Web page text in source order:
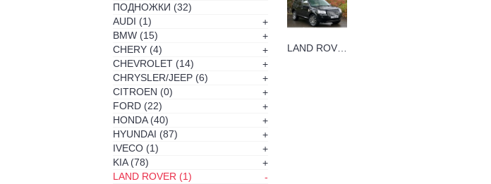
ПОДНОЖКИ (32)
AUDI (1)
+
BMW (15)
+
CHERY (4)
+
CHEVROLET (14)
+
CHRYSLER/JEEP (6)
+
CITROEN (0)
+
FORD (22)
+
HONDA (40)
+
HYUNDAI (87)
+
IVECO (1)
+
KIA (78)
+
LAND ROVER (1)
-